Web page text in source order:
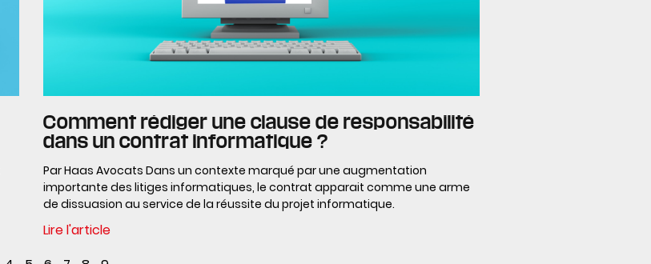
Comment rédiger une clause de responsabilité
dans un contrat informatique ?
Par Haas Avocats Dans un contexte marqué par une augmentation
importante des litiges informatiques, le contrat apparait comme une arme
de dissuasion au service de la réussite du projet informatique.
Lire l'article